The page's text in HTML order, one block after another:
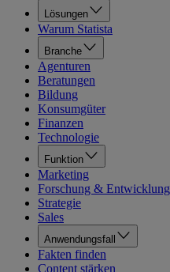
Lösungen
Warum Statista
Branche
Agenturen
Beratungen
Bildung
Konsumgüter
Finanzen
Technologie
Funktion
Marketing
Forschung & Entwicklung
Strategie
Sales
Anwendungsfall
Fakten finden
Content stärken